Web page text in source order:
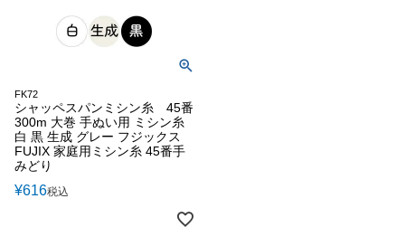
FK72
シャッペスパンミシン糸 45番
300m 大巻 手ぬい用 ミシン糸
白 黒 生成 グレー フジックス
FUJIX 家庭用ミシン糸 45番手
みどり
¥616税込